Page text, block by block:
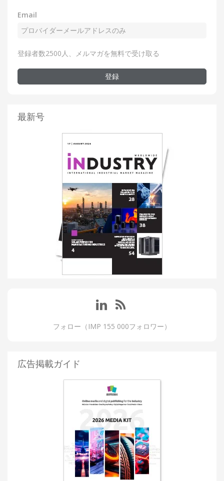
Email
登録者数2500人、メルマガを無料で受け取る
登録
最新号
フォロー（IMP 155 000フォロワー）
広告掲載ガイド